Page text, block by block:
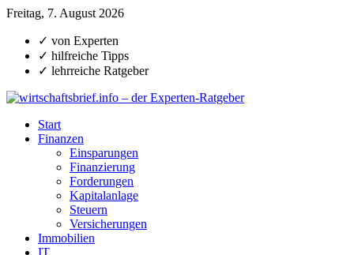
Freitag, 7. August 2026
✓ von Experten
✓ hilfreiche Tipps
✓ lehrreiche Ratgeber
Start
Finanzen
Einsparungen
Finanzierung
Forderungen
Kapitalanlage
Steuern
Versicherungen
Immobilien
IT